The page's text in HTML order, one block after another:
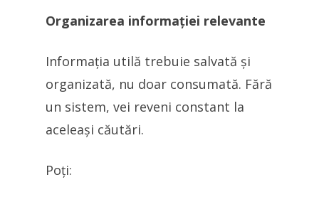
Organizarea informației relevante
Informația utilă trebuie salvată și
organizată, nu doar consumată. Fără
un sistem, vei reveni constant la
aceleași căutări.
Poți: